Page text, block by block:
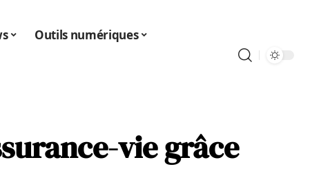
Outils numériques
vie grâce